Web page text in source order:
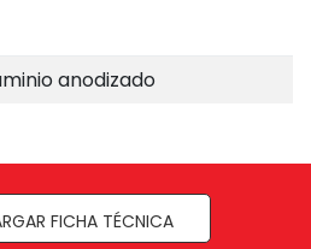
anodizado
FICHA TÉCNICA